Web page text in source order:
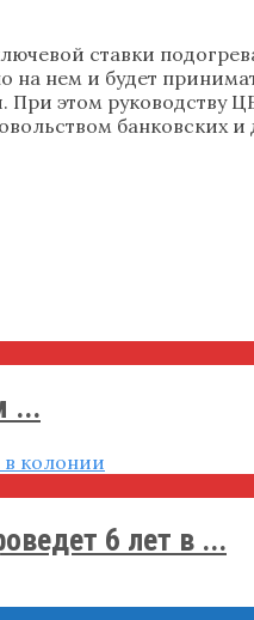
ставки
на нем и будет
При этом
банковских
...
6 лет в ...